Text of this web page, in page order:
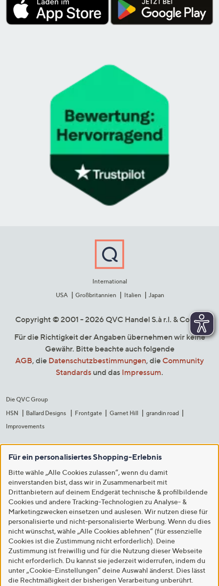
International
USA
Großbritannien Italien Japan
Copyright © 2001 - 2026 QVC Handel S.à r.l. & Co. KG
Für die Richtigkeit der Angaben übernehmen wir keine
Gewähr. Bitte beachte auch folgende
AGB, die Datenschutzbestimmungen, die Community
Standards und das Impressum.
Die QVC Group
HSN
Ballard Designs Frontgate Garnet Hill
grandin road
Improvements
Für ein personalisiertes Shopping-Erlebnis
Bitte wähle „Alle Cookies zulassen“, wenn du damit
einverstanden bist, dass wir in Zusammenarbeit mit
Drittanbietern auf deinem Endgerät technische & profilbildende
Cookies und andere Tracking-Technologien zu Analyse- &
Marketingzwecken einsetzen und auslesen. Wir nutzen diese für
personalisierte und nicht-personalisierte Werbung. Wenn du dies
nicht wünschst, wähle „Alle Cookies ablehnen“ (für essenzielle
Cookies ist die Zustimmung nicht erforderlich). Deine
Zustimmung ist freiwillig und für die Nutzung dieser Webseite
nicht erforderlich. Du kannst sie jederzeit widerrufen, indem du
unter „Cookie-Einstellungen“ deine Auswahl änderst. Dies lässt
die Rechtmäßigkeit der bisherigen Verarbeitung unberührt.